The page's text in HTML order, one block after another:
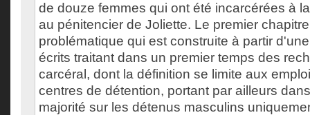
de douze femmes qui ont été incarcérées à
au pénitencier de Joliette. Le premier
problématique qui est construite à partir
écrits traitant dans un premier temps des
carcéral, dont la définition se limite aux
centres de détention, portant par ailleurs
majorité sur les détenus masculins